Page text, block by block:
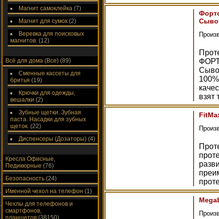
Магнит самоклейка (7)
Магнит для сумок (2)
Веревка для поисковых
магнитов. (12)
Всё для дома (Все) (89)
Сменные кассеты для
бритья (19)
Крючки для одежды,
вешалки (2)
Зубные щетки. Зубная
паста. Насадки для зубных
щеток. (22)
Диспенсеры (Дозаторы) (4)
Кресла Офисные,
Педикюрные (76)
Безопасность (24)
Именной чехол на телефон (1)
Чехлы для телефонов и
смартфонов,
планшетов (38150)
взят